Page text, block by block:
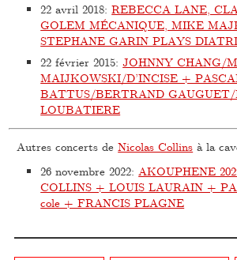
22 avril 2018:REBECCA LANE,
GOLEM MÉCANIQUE, MIKE
STEPHANE GARIN PLAYS
22 février 2015:JOHNNY CHANG/
MAIJKOWSKI/D’INCISE +
BATTUS/BERTRAND GAUGUET/
LOUBATIERE
Autres concerts deNicolas Collins à la
26 novembre 2022:AKOUPHENE
COLLINS + LOUIS LAURAIN +
cole + FRANCIS PLAGNE